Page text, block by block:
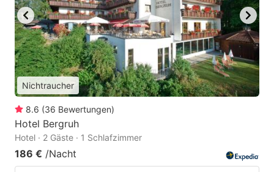
Nichtraucher
8.6 (36 Bewertungen)
Hotel Bergruh
Hotel · 2 Gäste · 1 Schlafzimmer
186 € /Nacht